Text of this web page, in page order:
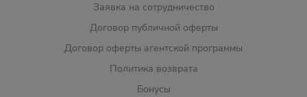
Заявка на сотрудничество
Договор публичной оферты
Договор оферты агентской программы
Политика возврата
Бонусы